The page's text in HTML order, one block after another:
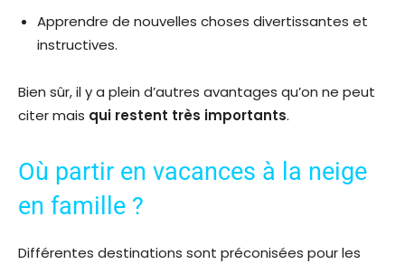
Apprendre de nouvelles choses divertissantes et
instructives.
Bien sûr, il y a plein d’autres avantages qu’on ne peut
citer mais qui restent très importants.
Où partir en vacances à la neige
en famille ?
Différentes destinations sont préconisées pour les